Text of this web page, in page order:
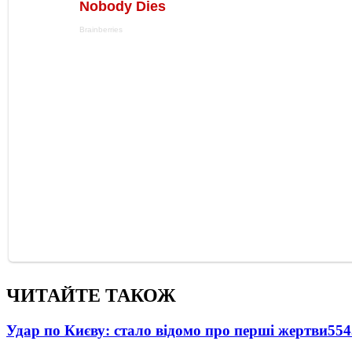
ЧИТАЙТЕ ТАКОЖ
Удар по Києву: стало відомо про перші жертви